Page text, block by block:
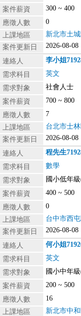
案件薪資
300 ~ 400
應徵人數
0
上課地區
新北市土
案件更新日
2026-08-08
連絡人 李小姐
需求科目
英文
需求對象
社會人士
案件薪資
700 ~ 800
應徵人數
7
上課地區
台北市士
案件更新日
2026-08-08
連絡人 程先生
需求科目
數學
需求對象
國小低年
案件薪資
400 ~ 500
應徵人數
0
上課地區
台中市西
案件更新日
2026-08-08
連絡人 何小姐
需求科目
英文
需求對象
國小中年
案件薪資
200 ~ 500
應徵人數
16
上課地區
新北市中